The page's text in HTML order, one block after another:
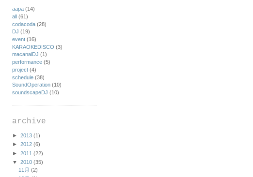
aapa (14)
all (61)
codacoda (28)
DJ (19)
event (16)
KARAOKEDISCO (3)
macanaiDJ (1)
performance (5)
project (4)
schedule (38)
SoundOperation (10)
soundscapeDJ (10)
archive
► 2013 (1)
► 2012 (6)
► 2011 (22)
▼ 2010 (35)
11月 (2)